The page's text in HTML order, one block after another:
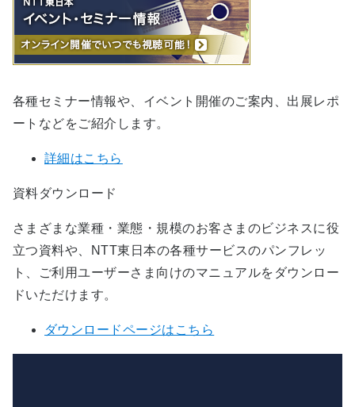
各種セミナー情報や、イベント開催のご案内、出展レポ
ートなどをご紹介します。
詳細はこちら
資料ダウンロード
さまざまな業種・業態・規模のお客さまのビジネスに役
立つ資料や、NTT東日本の各種サービスのパンフレッ
ト、ご利用ユーザーさま向けのマニュアルをダウンロー
ドいただけます。
ダウンロードページはこちら